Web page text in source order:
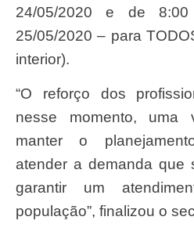
24/05/2020 e de
25/05/2020 – para
interior).
“O reforço dos profissionais é fundamental
nesse momento,
manter o
atender a demanda que
garantir um
população”, finalizou o